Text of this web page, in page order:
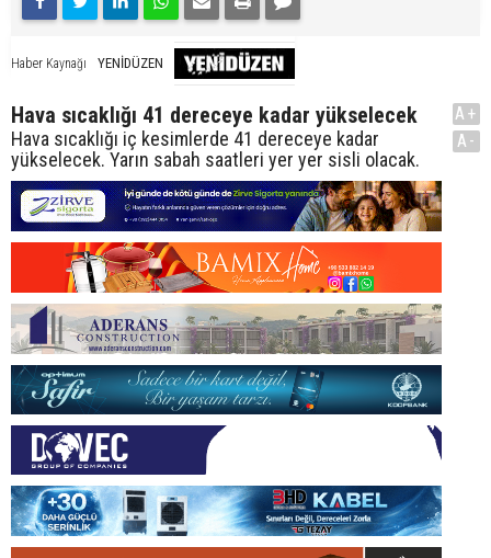
Haber Kaynağı YENİDÜZEN
Hava sıcaklığı 41 dereceye kadar yükselecek
Hava sıcaklığı iç kesimlerde 41 dereceye kadar
yükselecek. Yarın sabah saatleri yer yer sisli olacak.
A+
A-